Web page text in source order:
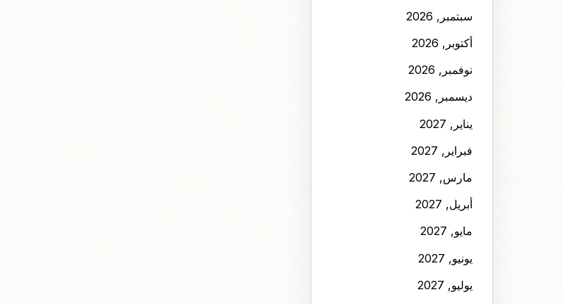
سبتمبر, 2026
أكتوبر, 2026
نوفمبر, 2026
ديسمبر, 2026
يناير, 2027
فبراير, 2027
مارس, 2027
أبريل, 2027
مايو, 2027
يونيو, 2027
يوليو, 2027